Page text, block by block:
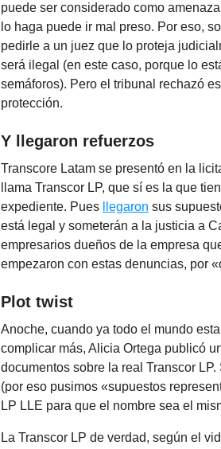
puede ser considerado como
lo haga puede ir mal preso. Por eso,
pedirle a un juez que lo proteja
será ilegal (en este caso, porque lo
semáforos). Pero el tribunal rechazó
protección.
Y llegaron refuerzos
Transcore Latam se presentó en la
llama Transcor LP, que sí es la que
expediente. Pues
llegaron sus
está legal y someterán a la justicia a
empresarios dueños de la empresa
empezaron con estas denuncias, por
Plot twist
Anoche, cuando ya todo el mundo
complicar más, Alicia Ortega publicó
documentos sobre la real Transcor
(por eso pusimos «supuestos
LP LLE para que el nombre sea el
La Transcor LP de verdad, según el